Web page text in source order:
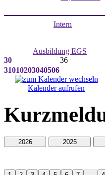
Intern
Ausbildung EGS
30
36
31010203040506
Kalender aufrufen